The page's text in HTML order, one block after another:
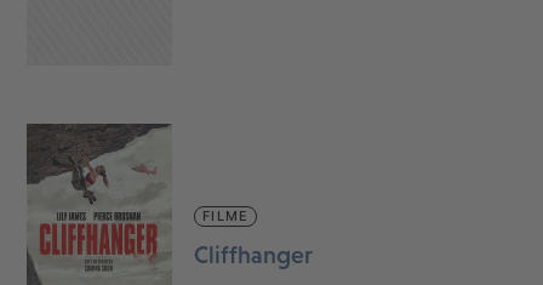
FILME
Cliffhanger